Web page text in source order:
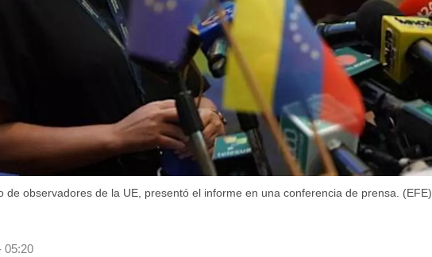
de observadores de la UE, presentó el informe en una conferencia de prensa. (EFE)
05:20